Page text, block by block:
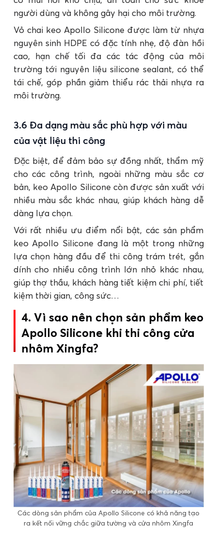
người dùng và không gây hại cho môi trường.
Vỏ chai keo Apollo Silicone được làm từ nhựa
nguyên sinh HDPE có đặc tính nhẹ, độ đàn hồi
cao, hạn chế tối đa các tác động của môi
trường tới nguyên liệu silicone sealant, có thể
tái chế, góp phần giảm thiểu rác thải nhựa ra
môi trường.
3.6 Đa dạng màu sắc phù hợp với màu
của vật liệu thi công
Đặc biệt, để đảm bảo sự đồng nhất, thẩm mỹ
cho các công trình, ngoài những màu sắc cơ
bản, keo Apollo Silicone còn được sản xuất với
nhiều màu sắc khác nhau, giúp khách hàng dễ
dàng lựa chọn.
Với rất nhiều ưu điểm nổi bật, các sản phẩm
keo Apollo Silicone đang là một trong những
lựa chọn hàng đầu để thi công trám trét, gắn
dính cho nhiều công trình lớn nhỏ khác nhau,
giúp thợ thầu, khách hàng tiết kiệm chi phí, tiết
kiệm thời gian, công sức…
4. Vì sao nên chọn sản phẩm keo
Apollo Silicone khi thi công cửa
nhôm Xingfa?
Các dòng sản phẩm của Apollo Silicone có khả năng tạo
ra kết nối vững chắc giữa tường và cửa nhôm Xingfa